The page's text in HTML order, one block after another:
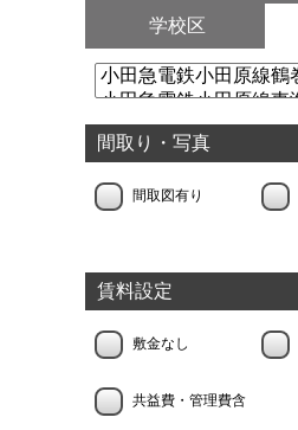
学校区
間取り・写真
間取図有り
賃料設定
敷金なし
共益費・管理費含